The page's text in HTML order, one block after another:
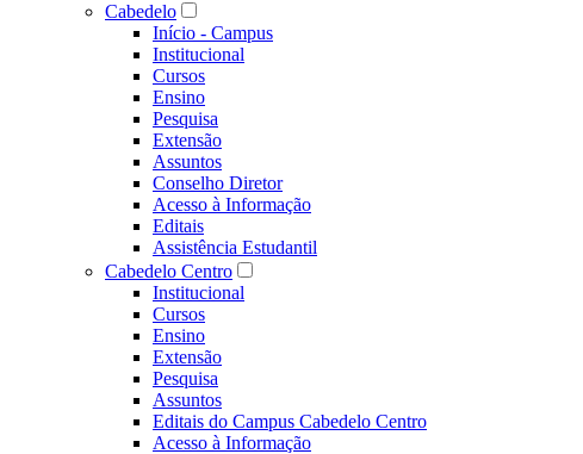
Cabedelo
Início - Campus
Institucional
Cursos
Ensino
Pesquisa
Extensão
Assuntos
Conselho Diretor
Acesso à Informação
Editais
Assistência Estudantil
Cabedelo Centro
Institucional
Cursos
Ensino
Extensão
Pesquisa
Assuntos
Editais do Campus Cabedelo Centro
Acesso à Informação